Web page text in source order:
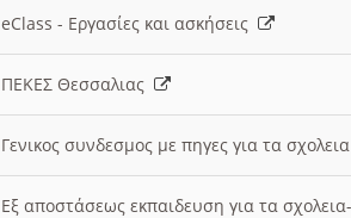
eClass - Εργασίες και ασκήσεις
ΠΕΚΕΣ Θεσσαλιας
Γενικος συνδεσμος με πηγες για τα
Εξ αποστάσεως εκπαιδευση για τα